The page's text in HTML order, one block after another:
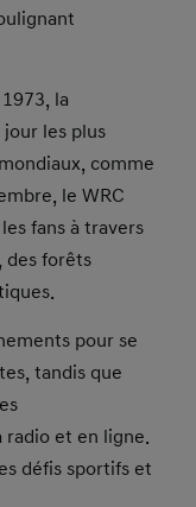
la
les plus
comme
le WRC
fans à travers
des forêts
pour se
tandis que
radio et en ligne.
défis sportifs et